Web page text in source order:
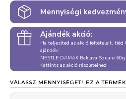
Mennyiségi
Ajándék akció:
Ha teljesíted az akció feltételeit, tiéd
ajándék:
NESTLE DAMAK Baklava Square 60g
Kattints az akció részleteihez!
VÁLASSZ MENNYISÉGET! EZ A